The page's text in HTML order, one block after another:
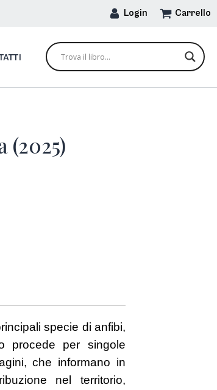
Login Carrello
(2025)
specie di anfibi,
procede per singole
che informano in
nel territorio,